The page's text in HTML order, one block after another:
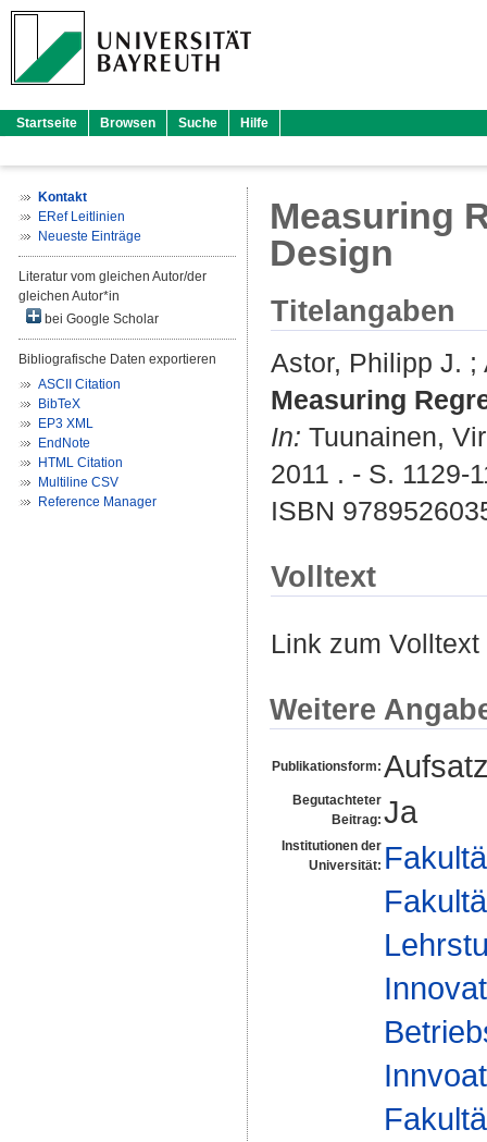
Startseite Browsen Suche Hilfe
Kontakt
ERef Leitlinien
Neueste Einträge
Literatur vom gleichen Autor/der
gleichen Autor*in
bei Google Scholar
Bibliografische Daten exportieren
ASCII Citation
BibTeX
EP3 XML
EndNote
HTML Citation
Multiline CSV
Reference Manager
Measuring
Design
Titelangaben
Astor, Philipp J. ;
Measuring
In: Tuunainen,
2011 . - S. 1129-
ISBN
Volltext
Link zum
Weitere
Publikationsform:
Begutachteter
Beitrag: Ja
Institutionen der
Universität: